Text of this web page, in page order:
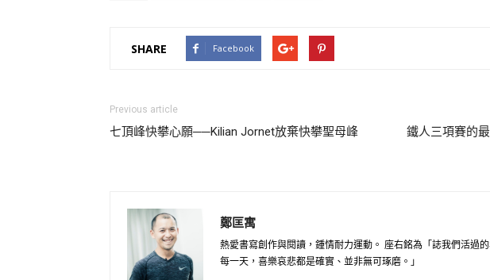
SHARE Facebook
Previous article
七頂峰快攀心願──Kilian Jornet放棄快攀聖母峰
鐵人三項賽的
鄭匡寓
熱愛書寫創作與閱讀，鍾情耐力運動。 座右銘為「誌我們活過
每一天，喜樂哀悲都是確實、並非無可琢磨。」